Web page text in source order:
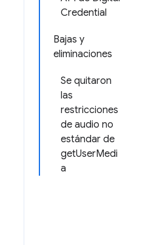
Credential
Bajas y
eliminaciones
Se quitaron
las
restricciones
de audio no
estándar de
getUserMedi
a